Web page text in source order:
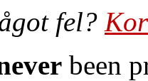
fel?
been